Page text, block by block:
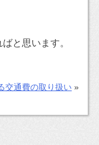
と思います。
交通費の取り扱い »